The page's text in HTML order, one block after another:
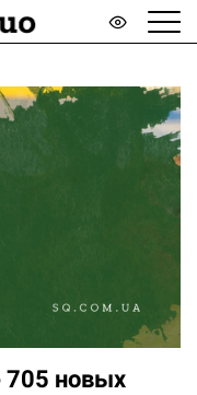
705 новых